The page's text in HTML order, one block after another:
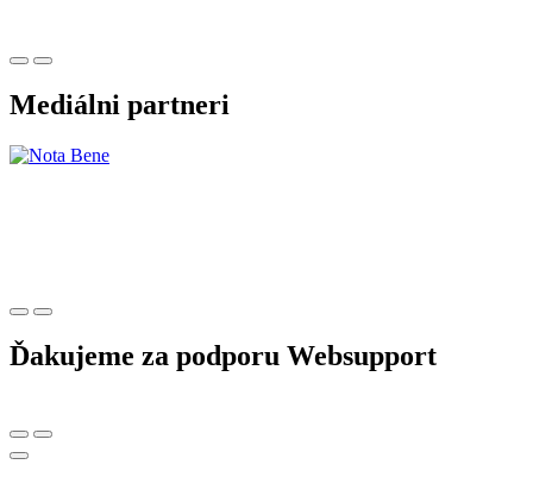
Mediálni partneri
Ďakujeme za podporu Websupport